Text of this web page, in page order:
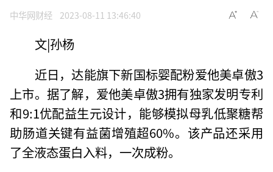
中华网财经 2023-08-11 13:46:40
文|孙杨
近日，达能旗下新国标婴配粉爱他美卓傲3
上市。据了解，爱他美卓傲3拥有独家发明专利
和9:1优配益生元设计，能够模拟母乳低聚糖帮
助肠道关键有益菌增殖超60%。该产品还采用
了全液态蛋白入料，一次成粉。